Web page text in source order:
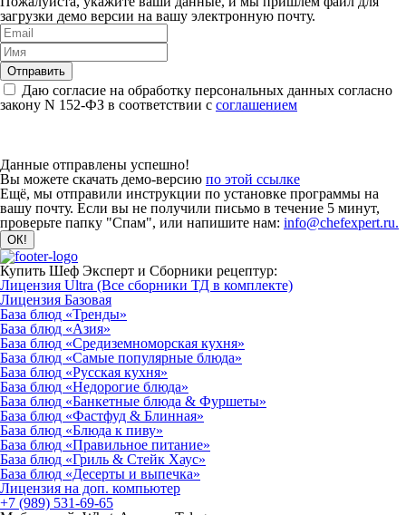
загрузки демо версии на вашу электронную почту.
Даю согласие на обработку персональных данных согласно
закону N 152-ФЗ в соответствии с соглашением
Данные отправлены успешно!
Вы можете скачать демо-версию по этой ссылке
Ещё, мы отправили инструкции по установке программы на
вашу почту. Если вы не получили письмо в течение 5 минут,
проверьте папку "Спам", или напишите нам: info@chefexpert.ru.
Купить Шеф Эксперт и Сборники рецептур:
Лицензия Ultra (Все сборники ТД в комплекте)
Лицензия Базовая
База блюд «Тренды»
База блюд «Азия»
База блюд «Средиземноморская кухня»
База блюд «Самые популярные блюда»
База блюд «Русская кухня»
База блюд «Недорогие блюда»
База блюд «Банкетные блюда & Фуршеты»
База блюд «Фастфуд & Блинная»
База блюд «Блюда к пиву»
База блюд «Правильное питание»
База блюд «Гриль & Стейк Хаус»
База блюд «Десерты и выпечка»
Лицензия на доп. компьютер
+7 (989) 531-69-65